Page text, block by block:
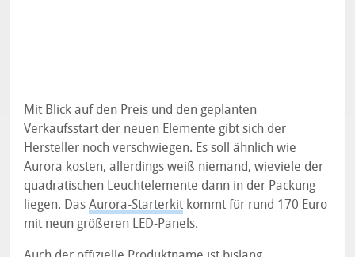
Mit Blick auf den Preis und den geplanten
Verkaufsstart der neuen Elemente gibt sich der
Hersteller noch verschwiegen. Es soll ähnlich wie
Aurora kosten, allerdings weiß niemand, wieviele der
quadratischen Leuchtelemente dann in der Packung
liegen. DasAurora-Starterkit kommt für rund 170 Euro
mit neun größeren LED-Panels.